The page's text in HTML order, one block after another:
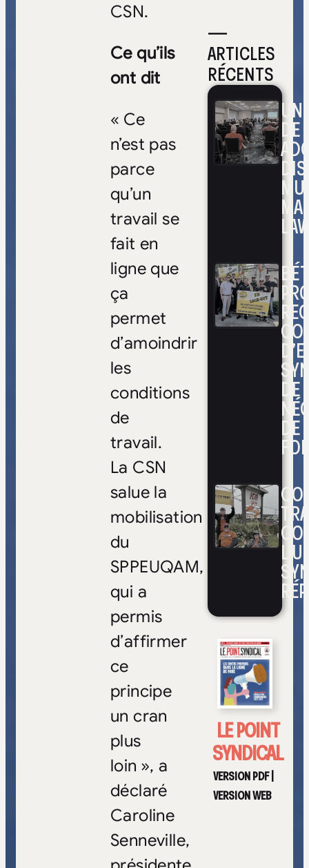
—
ARTICLES
RÉCENTS
DE
DE
DE
FOI
LE POINT
SYNDICAL
VERSION PDF|
VERSION WEB
CSN.
Ce qu’ils
ont dit
« Ce
n’est pas
parce
qu’un
travail se
fait en
ligne que
ça
permet
d’amoindrir
les
conditions
de
travail.
La CSN
salue la
mobilisation
du
SPPEUQAM,
qui a
permis
d’affirmer
ce
principe
un cran
plus
loin », a
déclaré
Caroline
Senneville,